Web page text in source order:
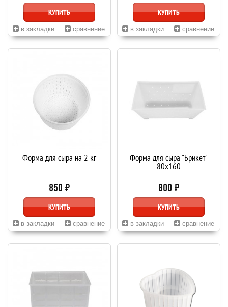
КУПИТЬ
в закладки сравнение
КУПИТЬ
в закладки сравнение
Форма для сыра на 2 кг
850 ₽
КУПИТЬ
в закладки сравнение
Форма для сыра "Брикет"
80x160
800 ₽
КУПИТЬ
в закладки сравнение